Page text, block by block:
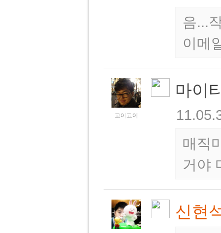
음...
이메
고이고이
마이
매직
거야
신현